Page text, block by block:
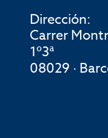
Dirección:
Carrer
1º3ª
08029 ·